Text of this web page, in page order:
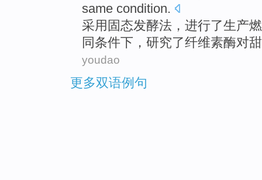
same condition.
采用 固态发酵法 ，进行了生产
同条件下， 研究了纤维素酶对甜
youdao
更多双语例句